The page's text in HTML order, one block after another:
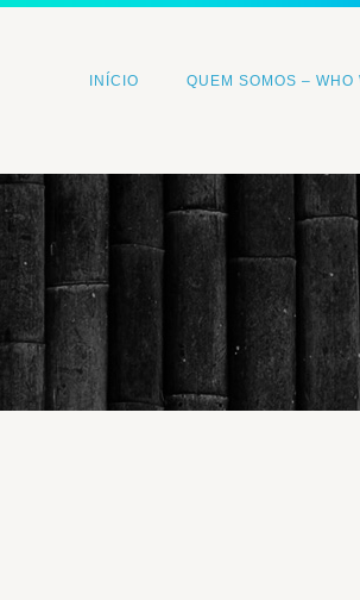
INÍCIO QUEM SOMOS – WHO